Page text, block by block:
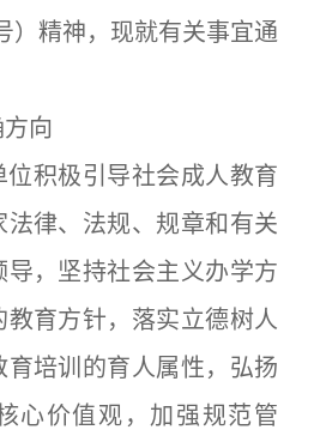
）精神，现就有关事宜通
向
积极引导社会成人教育
律、法规、规章和有关
，坚持社会主义办学方
教育方针，落实立德树人
培训的育人属性，弘扬
心价值观，加强规范管